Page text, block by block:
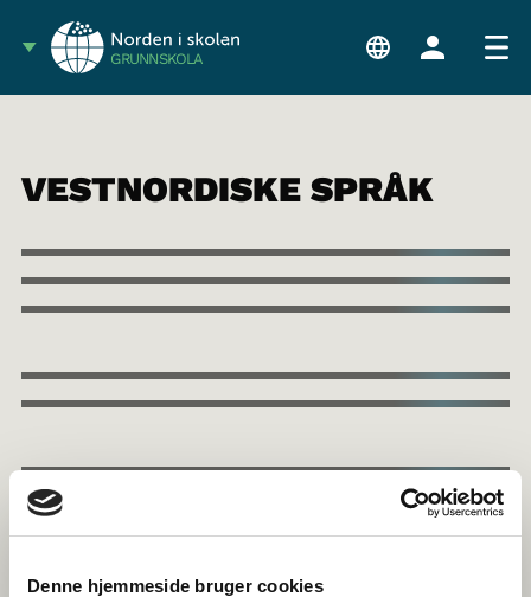
Denne hjemmeside bruger cookies
GRUNNSKOLA
VESTNORDISKE SPRÅK